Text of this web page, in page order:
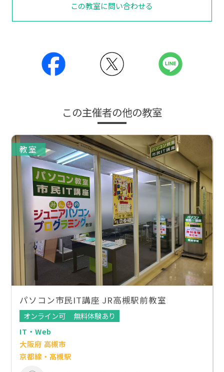
この教室に問い合わせる
この主催者の他の教室
教室
パソコン市民IT講座 JR高槻駅前教室
オンライン可
無料体験あり
IT・Web
大阪府 高槻市
京都線・高槻駅